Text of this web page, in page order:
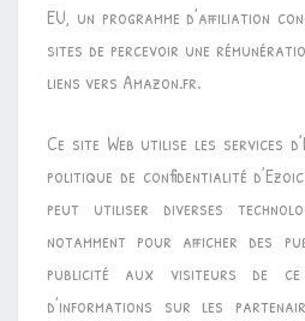
EU, un programme d’affiliation
sites de percevoir une
liens vers Amazon.fr.
Ce site Web utilise les services
politique de confidentialité
peut utiliser diverses
notamment pour afficher des
publicité aux visiteurs de
d’informations sur les